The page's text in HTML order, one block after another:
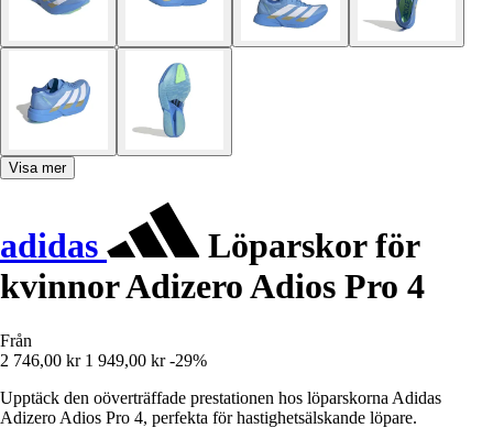
Visa mer
adidas
Löparskor för
kvinnor Adizero Adios Pro 4
Från
2 746,00 kr 1 949,00 kr -29%
Upptäck den oöverträffade prestationen hos löparskorna Adidas
Adizero Adios Pro 4, perfekta för hastighetsälskande löpare.